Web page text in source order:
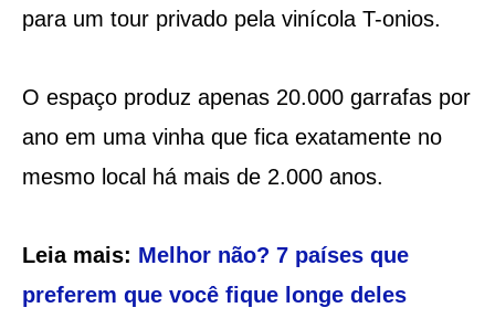
para um tour privado pela vinícola T-onios.
O espaço produz apenas 20.000 garrafas por
ano em uma vinha que fica exatamente no
mesmo local há mais de 2.000 anos.
Leia mais: Melhor não? 7 países que
preferem que você fique longe deles